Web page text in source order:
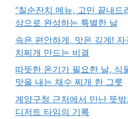
“칠순잔치 메뉴, 고민 끝내드
상으로 완성하는 특별한 날
속은 편안하게, 맛은 깊게!
치찌개 만드는 비결
따뜻한 온기가 필요한 날, 식
맛을 내는 채수 찌개 한 그릇
계양구청 근처에서 만난 뜻
디저트 타임의 기록